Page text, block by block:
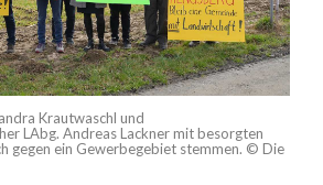
Krautwaschl und
LAbg. Andreas Lackner mit besorgten
gegen ein Gewerbegebiet stemmen. © Die